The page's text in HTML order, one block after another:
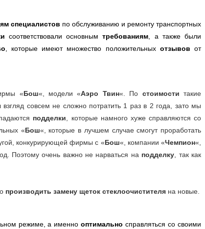
специалистов по обслуживанию и ремонту транспортных
соответствовали основнымтребованиям, а также были
, которые имеют множество положительных отзывовот
«Бош«, модели «Аэро Твин«. По стоимости такие
совсем не сложно потратить 1 раз в 2 года, зато мы
подделки, которые намного хуже справляются со
«Бош«, которые в лучшем случае смогут проработать
конкурирующей фирмы с «Бош«, компании «Чемпион«,
Поэтому очень важно не нарваться на подделку, так как
производить замену щеток стеклоочистителя на новые.
режиме, а именнооптимальносправляться со своими